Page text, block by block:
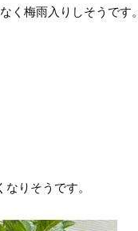
く梅雨入りしそうです。
りそうです。